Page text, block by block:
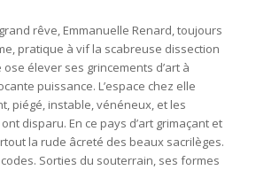
rêve, Emmanuelle Renard, toujours
pratique à vif la scabreuse dissection
élever ses grincements d’art à
puissance. L’espace chez elle
piégé, instable, vénéneux, et les
disparu. En ce pays d’art grimaçant et
la rude âcreté des beaux sacrilèges.
Sorties du souterrain, ses formes